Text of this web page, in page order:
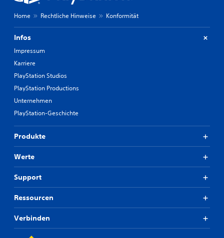
Home Rechtliche Hinweise Konformität
Infos
Impressum
Karriere
PlayStation Studios
PlayStation Productions
Unternehmen
PlayStation-Geschichte
Produkte
Werte
Support
Ressourcen
Verbinden